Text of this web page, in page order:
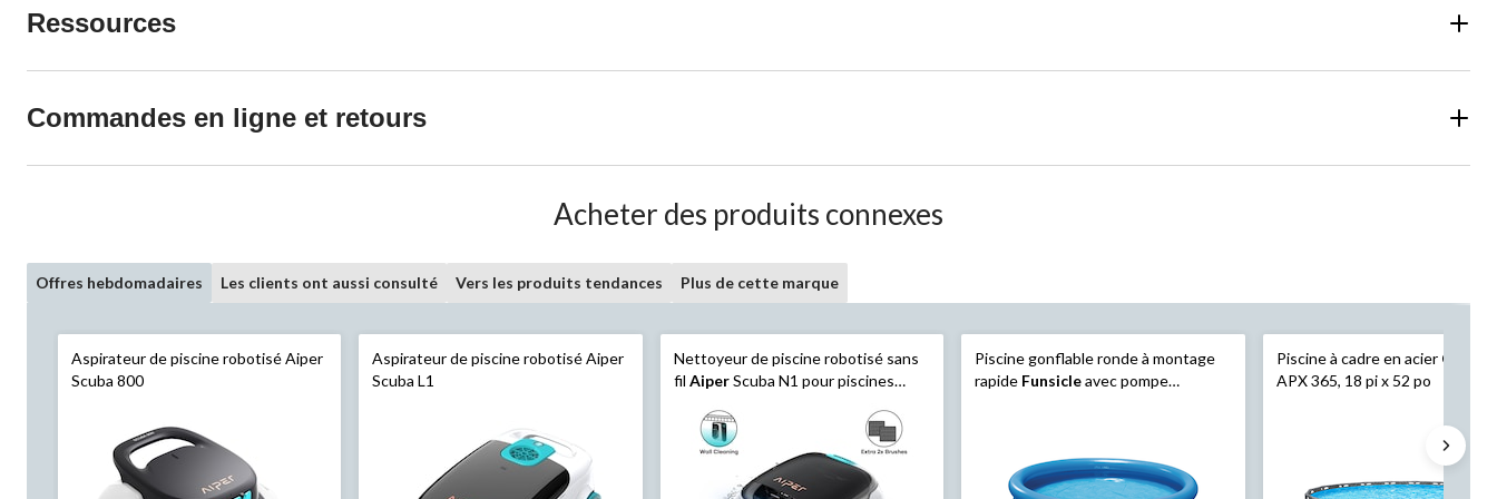
Ressources
Commandes en ligne et retours
Acheter des produits connexes
Offres hebdomadaires Les clients ont aussi consulté Vers les produits tendances Plus de cette marque
Aspirateur de piscine robotisé Aiper
Scuba 800
Aspirateur de piscine robotisé Aiper
Scuba L1
Nettoyeur de piscine robotisé sans
fil AiperScuba N1 pour piscines
Piscine gonflable ronde à montage
rapide Funsicleavec pompe
Piscine à cadre en acier
APX 365, 18 pi x 52 po